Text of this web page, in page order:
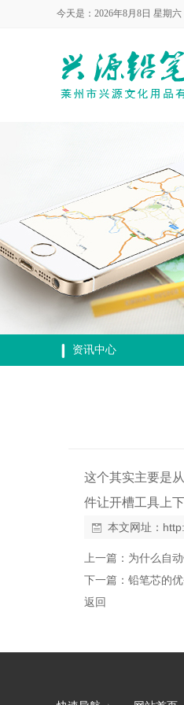
今天是：2026年8月8日 星期
资讯中心
这个其实主要是
件让开槽工具上
本文网址：
上一篇： 为什么自
下一篇： 铅笔芯的
返回